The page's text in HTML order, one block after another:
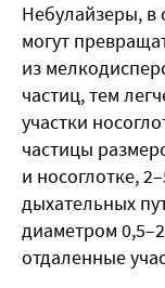
Небулайзеры, в
могут
из
частиц, тем
участки
частицы
и носоглотке,
дыхательных
диаметром
отдаленные